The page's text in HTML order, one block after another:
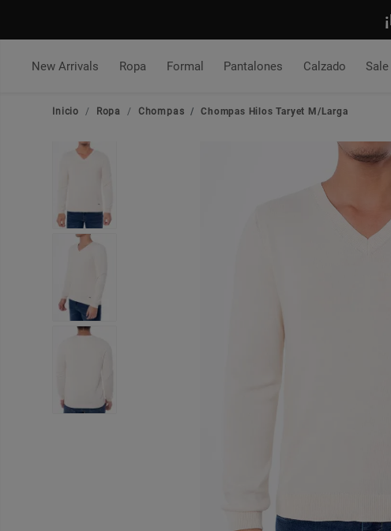
New Arrivals Ropa Formal Pantalones Calzado Sale
Inicio Ropa Chompas Chompas Hilos Taryet M/Larga